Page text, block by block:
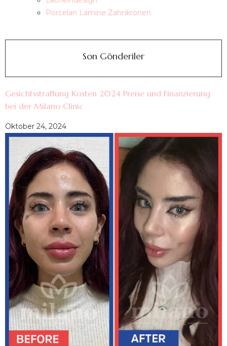
Porcelan Lamine Zahnkronen
Son Gönderiler
Gesichtsstraffung Kosten 2024 Preise und Finanzierung
bei der Milano Clinic
Oktober 24, 2024